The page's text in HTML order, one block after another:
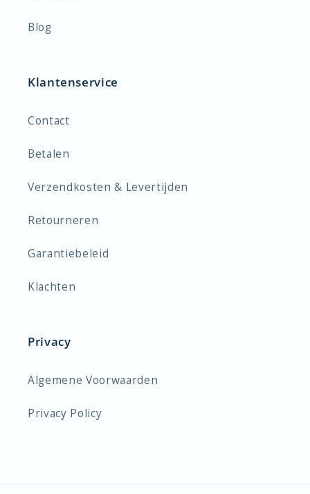
Blog
Klantenservice
Contact
Betalen
Verzendkosten & Levertijden
Retourneren
Garantiebeleid
Klachten
Privacy
Algemene Voorwaarden
Privacy Policy